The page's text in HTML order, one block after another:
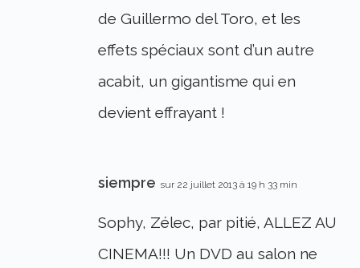
de Guillermo del Toro, et les
effets spéciaux sont d’un autre
acabit, un gigantisme qui en
devient effrayant !
siempre sur 22 juillet 2013 à 19 h 33 min
Sophy, Zélec, par pitié, ALLEZ AU
CINEMA!!! Un DVD au salon ne